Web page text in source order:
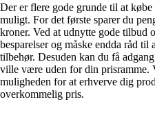
Der er flere gode grunde til at
muligt. For det første sparer du
kroner. Ved at udnytte gode tilbud
besparelser og måske endda råd
tilbehør. Desuden kan du få
ville være uden for din prisramme.
muligheden for at erhverve dig
overkommelig pris.